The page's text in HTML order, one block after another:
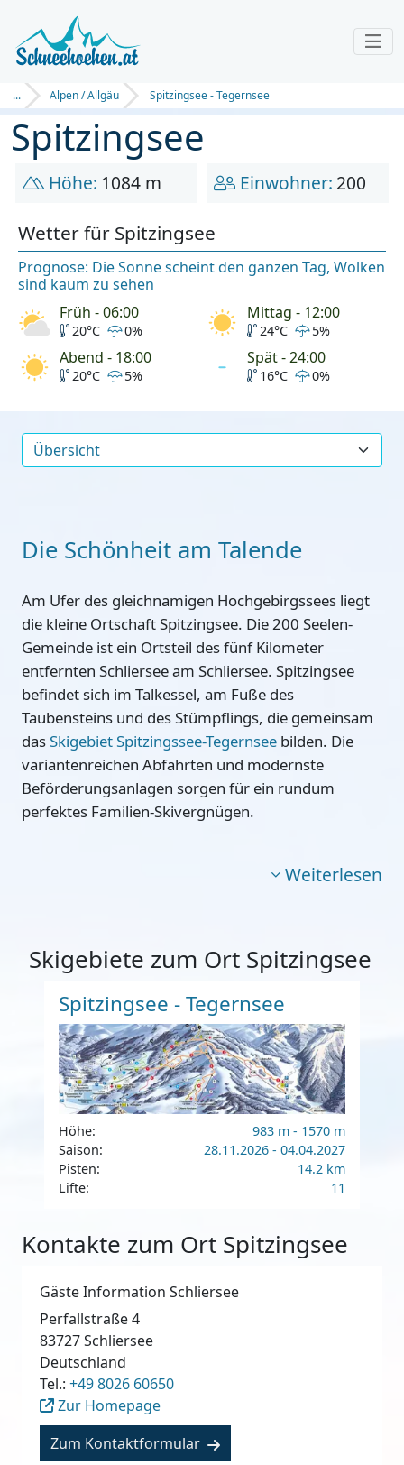
... Alpen / Allgäu Spitzingsee - Tegernsee
Spitzingsee
Höhe: 1084 m Einwohner: 200
Wetter für Spitzingsee
Prognose: Die Sonne scheint den ganzen Tag, Wolken
sind kaum zu sehen
Früh - 06:00
20°C 0%
Mittag - 12:00
24°C 5%
Abend - 18:00
20°C 5%
Spät - 24:00
16°C 0%
Die Schönheit am Talende
Am Ufer des gleichnamigen Hochgebirgssees liegt
die kleine Ortschaft Spitzingsee. Die 200 Seelen-
Gemeinde ist ein Ortsteil des fünf Kilometer
entfernten Schliersee am Schliersee. Spitzingsee
befindet sich im Talkessel, am Fuße des
Taubensteins und des Stümpflings, die gemeinsam
dasSkigebiet Spitzingssee-Tegernsee bilden. Die
variantenreichen Abfahrten und modernste
Beförderungsanlagen sorgen für ein rundum
perfektes Familien-Skivergnügen.
Weiterlesen
Skigebiete zum Ort Spitzingsee
Spitzingsee - Tegernsee
Höhe:
983 m - 1570 m
Saison:
28.11.2026 - 04.04.2027
Pisten:
14.2 km
Lifte:
11
Kontakte zum Ort Spitzingsee
Gäste Information Schliersee
Perfallstraße 4
83727Schliersee
Deutschland
Tel.: +49 8026 60650
Zur Homepage
Zum Kontaktformular